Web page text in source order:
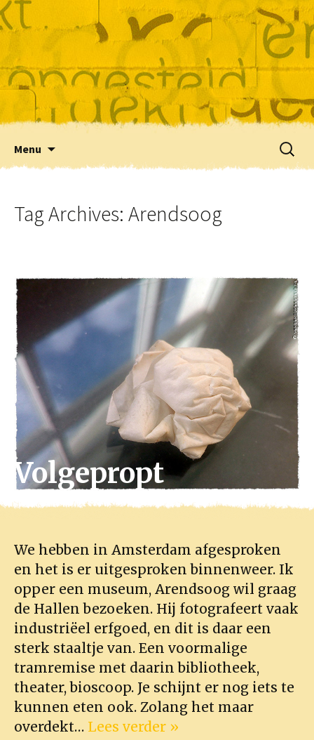
Menu
naar:
Tag Archives: Arendsoog
Volgepropt
We hebben in Amsterdam afgesproken
en het is er uitgesproken binnenweer. Ik
opper een museum, Arendsoog wil graag
de Hallen bezoeken. Hij fotografeert vaak
industriëel erfgoed, en dit is daar een
sterk staaltje van. Een voormalige
tramremise met daarin bibliotheek,
theater, bioscoop. Je schijnt er nog iets te
kunnen eten ook. Zolang het maar
overdekt… Lees verder »